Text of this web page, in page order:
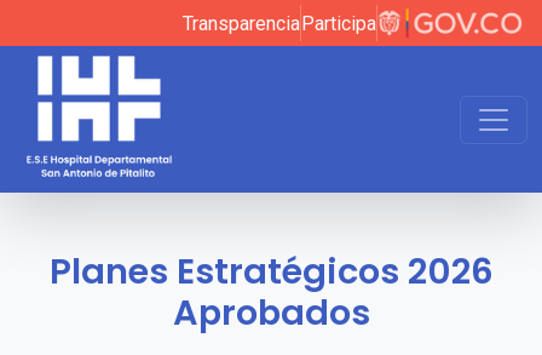
TransparenciaParticipa
Planes Estratégicos 2026
Aprobados